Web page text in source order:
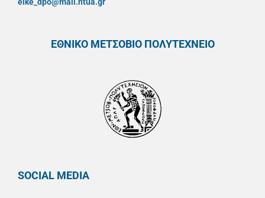
ΕΘΝΙΚΟ ΜΕΤΣΟΒΙΟ ΠΟΛΥΤΕΧΝΕΙΟ
SOCIAL MEDIA